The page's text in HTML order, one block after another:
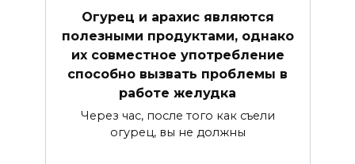
Огурец и арахис являются
полезными продуктами, однако
их совместное употребление
способно вызвать проблемы в
работе желудка
Через час, после того как съели
огурец, вы не должны